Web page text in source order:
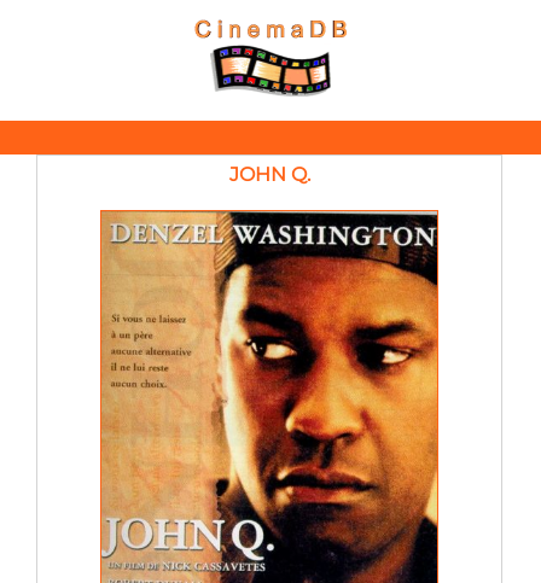
JOHN Q.